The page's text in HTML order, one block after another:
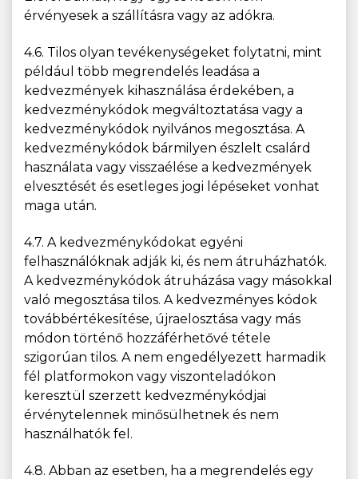
érvényesek a szállításra vagy az adókra.
4.6. Tilos olyan tevékenységeket folytatni, mint
például több megrendelés leadása a
kedvezmények kihasználása érdekében, a
kedvezménykódok megváltoztatása vagy a
kedvezménykódok nyilvános megosztása. A
kedvezménykódok bármilyen észlelt csalárd
használata vagy visszaélése a kedvezmények
elvesztését és esetleges jogi lépéseket vonhat
maga után.
4.7. A kedvezménykódokat egyéni
felhasználóknak adják ki, és nem átruházhatók.
A kedvezménykódok átruházása vagy másokkal
való megosztása tilos. A kedvezményes kódok
továbbértékesítése, újraelosztása vagy más
módon történő hozzáférhetővé tétele
szigorúan tilos. A nem engedélyezett harmadik
fél platformokon vagy viszonteladókon
keresztül szerzett kedvezménykódjai
érvénytelennek minősülhetnek és nem
használhatók fel.
4.8. Abban az esetben, ha a megrendelés egy